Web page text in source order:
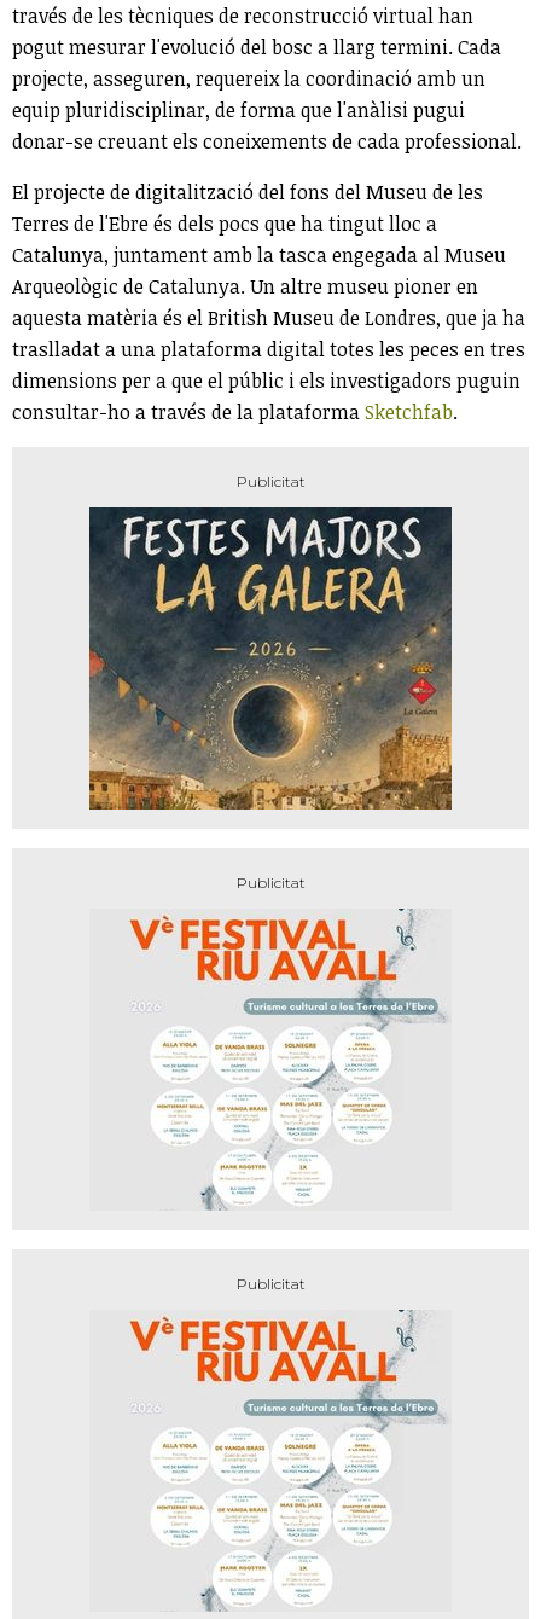
través de les tècniques de reconstrucció virtual han
pogut mesurar l'evolució del bosc a llarg termini. Cada
projecte, asseguren, requereix la coordinació amb un
equip pluridisciplinar, de forma que l'anàlisi pugui
donar-se creuant els coneixements de cada professional.
El projecte de digitalització del fons del Museu de les
Terres de l'Ebre és dels pocs que ha tingut lloc a
Catalunya, juntament amb la tasca engegada al Museu
Arqueològic de Catalunya. Un altre museu pioner en
aquesta matèria és el British Museu de Londres, que ja ha
traslladat a una plataforma digital totes les peces en tres
dimensions per a que el públic i els investigadors puguin
consultar-ho a través de la plataformaSketchfab.